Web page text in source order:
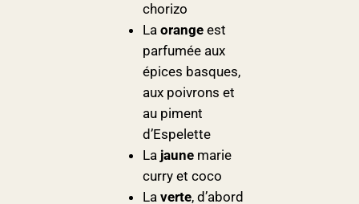
chorizo
La orangeest
parfumée aux
épices basques,
aux poivrons et
au piment
d’Espelette
La jaunemarie
curry et coco
La verte, d’abord